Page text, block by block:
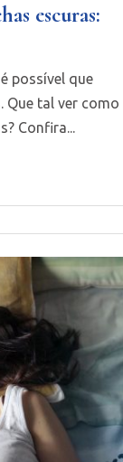
escuras:
possível que
Que tal ver como
Confira...